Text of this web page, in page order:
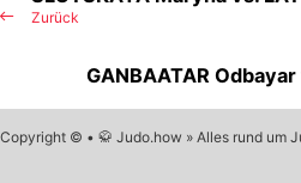
Zurück
GANBAATAR
Copyright © • 🥋 Judo.how » Alles rund um